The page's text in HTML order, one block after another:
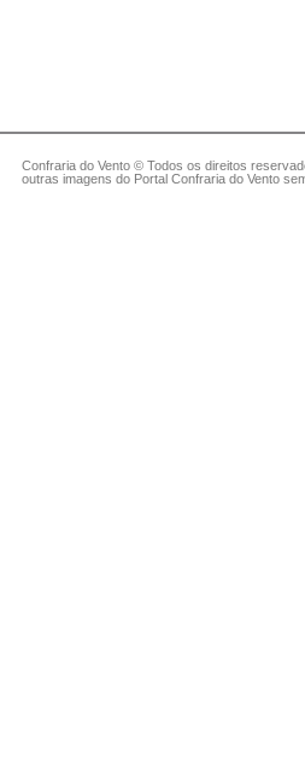
Confraria do Vento © Todos os direitos
outras imagens do Portal Confraria do Vento